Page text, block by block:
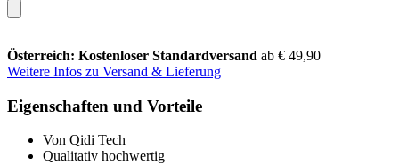
Österreich: Kostenloser Standardversand ab € 49,90
Weitere Infos zu Versand & Lieferung
Eigenschaften und Vorteile
Von Qidi Tech
Qualitativ hochwertig